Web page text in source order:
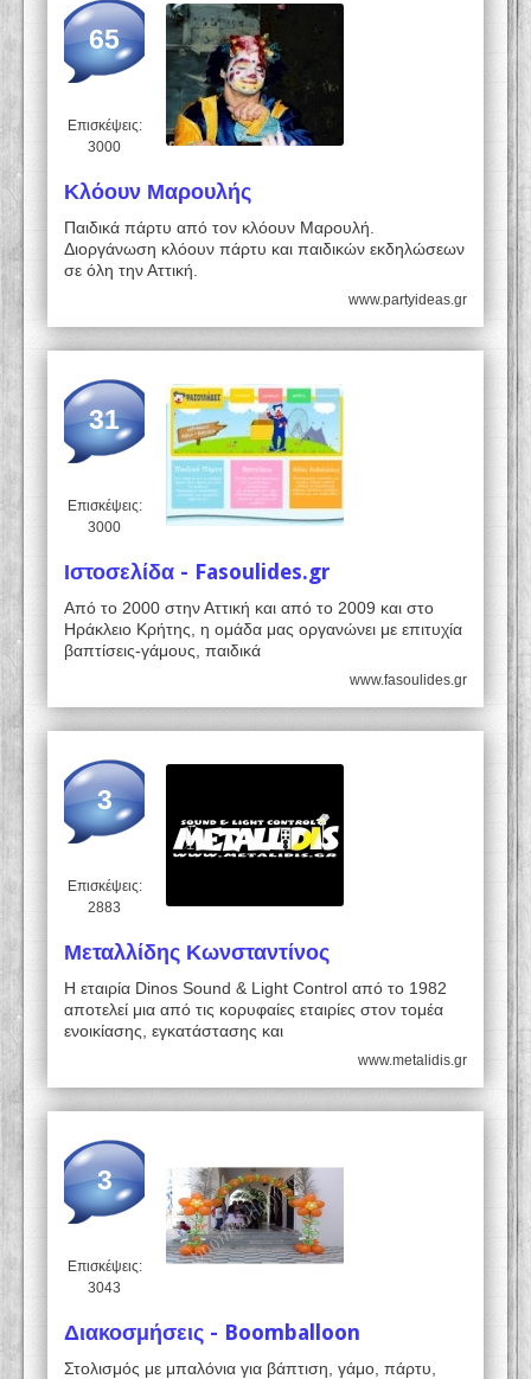
65
Επισκέψεις:
3000
Κλόουν Μαρουλής
Παιδικά πάρτυ από τον κλόουν Μαρουλή.
Διοργάνωση κλόουν πάρτυ και παιδικών εκδηλώσεων
σε όλη την Αττική.
www.partyideas.gr
31
Επισκέψεις:
3000
Ιστοσελίδα - Fasoulides.gr
Από το 2000 στην Αττική και από το 2009 και στο
Ηράκλειο Κρήτης, η ομάδα μας οργανώνει με επιτυχία
βαπτίσεις-γάμους, παιδικά
www.fasoulides.gr
3
Επισκέψεις:
2883
Μεταλλίδης Κωνσταντίνος
Η εταιρία Dinos Sound & Light Control από το 1982
αποτελεί μια από τις κορυφαίες εταιρίες στον τομέα
ενοικίασης, εγκατάστασης και
www.metalidis.gr
3
Επισκέψεις:
3043
Διακοσμήσεις - Boomballoon
Στολισμός με μπαλόνια για βάπτιση, γάμο, πάρτυ,